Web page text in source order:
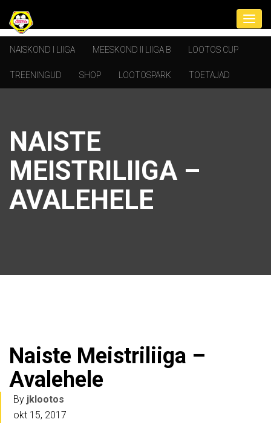
NAISKOND I LIIGA MEESKOND II LIIGA B LOOTOS CUP
TREENINGUD SHOP LOOTOSPARK TOETAJAD
NAISTE
MEISTRILIIGA –
AVALEHELE
Naiste Meistriliiga –
Avalehele
By jklootos
okt 15, 2017